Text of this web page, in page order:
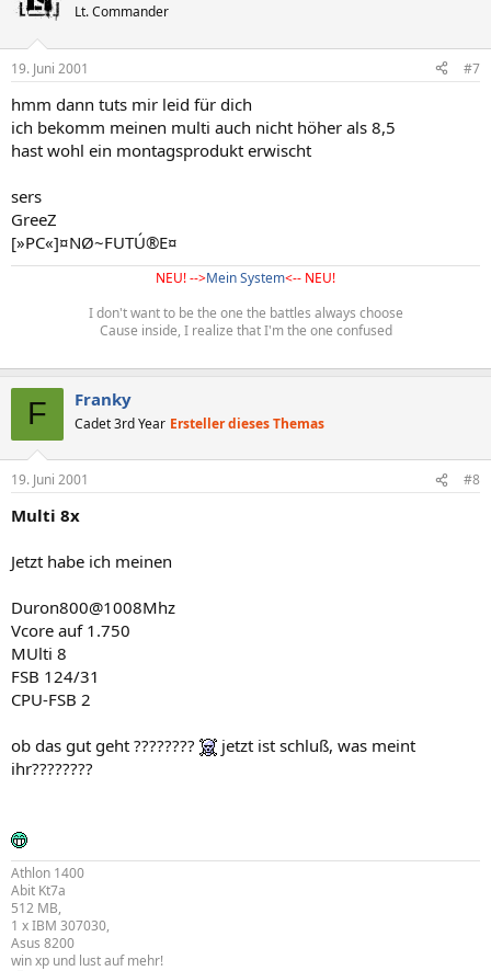
Lt. Commander
19. Juni 2001 #7
hmm dann tuts mir leid für dich
ich bekomm meinen multi auch nicht höher als 8,5
hast wohl ein montagsprodukt erwischt
sers
GreeZ
[»PC«]¤NØ~FUTÚ®E¤
NEU! -->Mein System<-- NEU!
I don't want to be the one the battles always choose
Cause inside, I realize that I'm the one confused
F Franky
Cadet 3rd Year Ersteller dieses Themas
19. Juni 2001 #8
Multi 8x
Jetzt habe ich meinen
Duron800@1008Mhz
Vcore auf 1.750
MUlti 8
FSB 124/31
CPU-FSB 2
ob das gut geht ????????
jetzt ist schluß, was meint
ihr????????
Athlon 1400
Abit Kt7a
512 MB,
1 x IBM 307030,
Asus 8200
win xp und lust auf mehr!